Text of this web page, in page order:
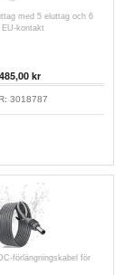
med 5 eluttag och 6
EU-kontakt
485,00kr
3018787
förlängningskabel för